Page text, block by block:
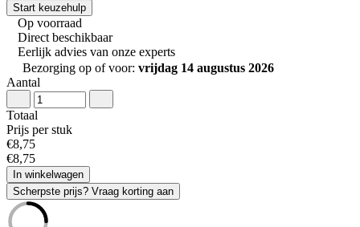
Start keuzehulp
Op voorraad
Direct beschikbaar
Eerlijk advies van onze experts
Bezorging op of voor: vrijdag 14 augustus 2026
Aantal
Totaal
Prijs per stuk
€8,75
€8,75
In winkelwagen
Scherpste prijs? Vraag korting aan